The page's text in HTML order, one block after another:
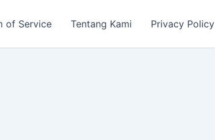
of Service Tentang Kami Privacy Policy